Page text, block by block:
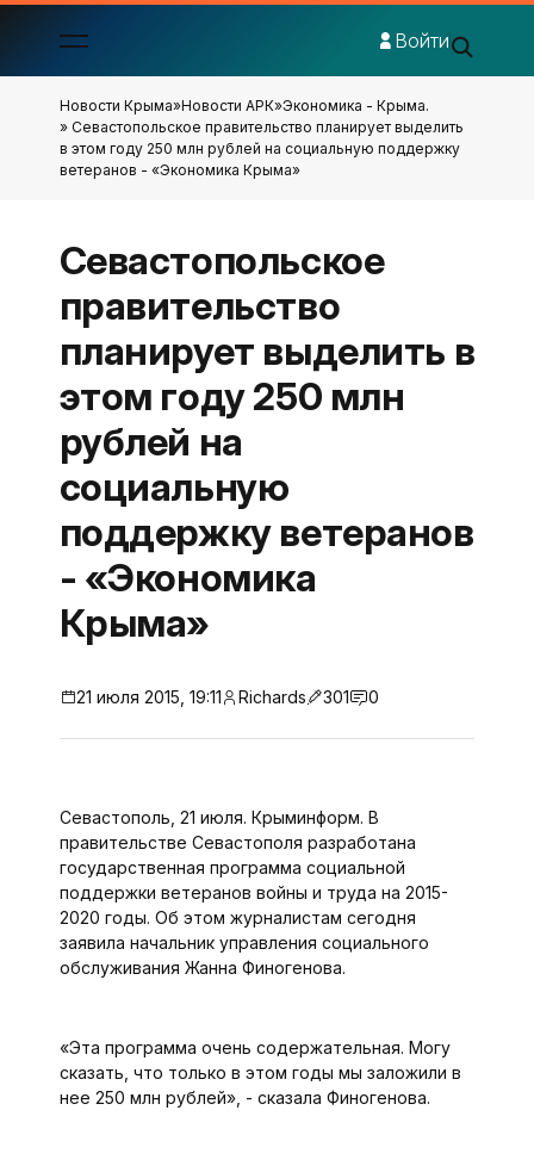
Войти
Новости Крыма»Новости АРК»Экономика - Крыма.
» Севастопольское правительство планирует выделить
в этом году 250 млн рублей на социальную поддержку
ветеранов - «Экономика Крыма»
Севастопольское
правительство
планирует выделить в
этом году 250 млн
рублей на
социальную
поддержку ветеранов
- «Экономика
Крыма»
21 июля 2015, 19:11 Richards 301 0
Севастополь, 21 июля. Крыминформ. В
правительстве Севастополя разработана
государственная программа социальной
поддержки ветеранов войны и труда на 2015-
2020 годы. Об этом журналистам сегодня
заявила начальник управления социального
обслуживания Жанна Финогенова.
«Эта программа очень содержательная. Могу
сказать, что только в этом годы мы заложили в
нее 250 млн рублей», - сказала Финогенова.